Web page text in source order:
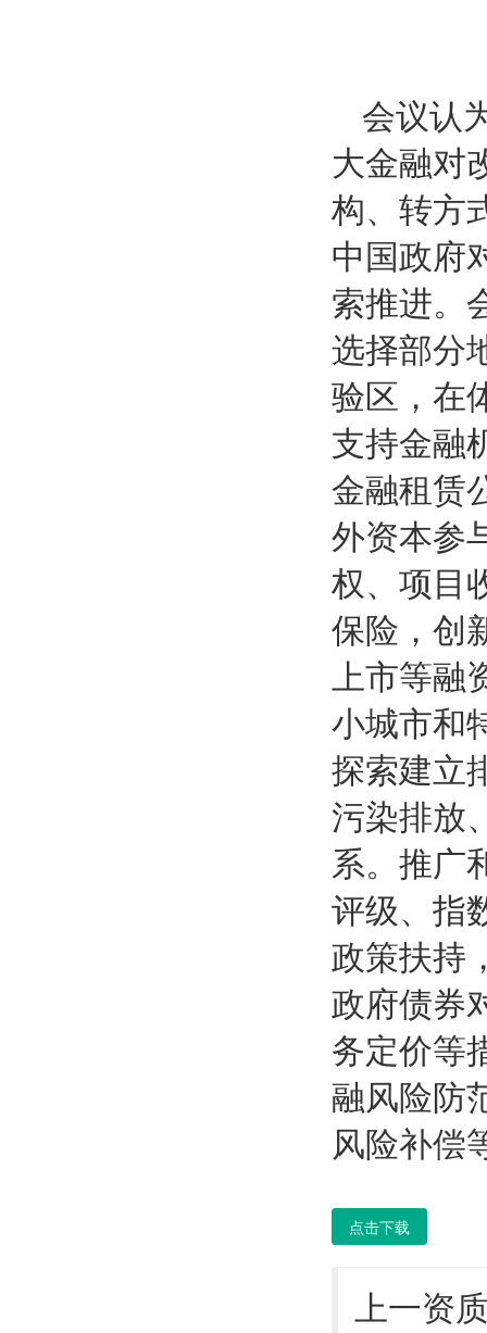
会议认
大金融对
构、转方
中国政府
索推进。
选择部分
验区，在
支持金融
金融租赁
外资本参
权、项目
保险，创
上市等融
小城市和
探索建立
污染排放
系。推广
评级、指
政策扶持
政府债券
务定价等
融风险防
风险补偿
点击下载
上一资